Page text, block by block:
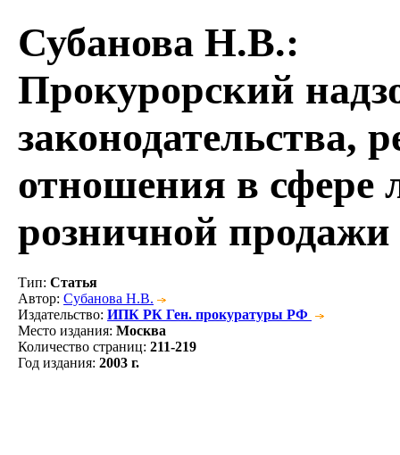
Субанова Н.В.:
Прокурорский
законодательства,
отношения в сфере
розничной
Тип: Статья
Автор: Субанова Н.В.
Издательство: ИПК РК Ген. прокуратуры РФ
Место издания: Москва
Количество страниц: 211-219
Год издания: 2003 г.